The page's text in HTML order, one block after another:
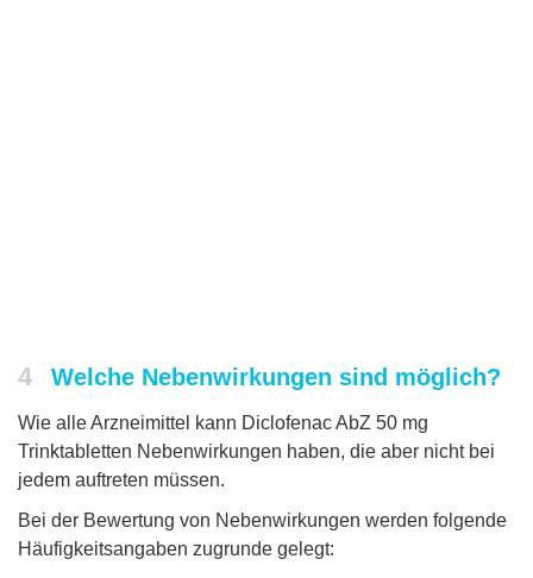
4 Welche Nebenwirkungen sind möglich?
Wie alle Arzneimittel kann Diclofenac AbZ 50 mg
Trinktabletten Nebenwirkungen haben, die aber nicht bei
jedem auftreten müssen.
Bei der Bewertung von Nebenwirkungen werden folgende
Häufigkeitsangaben zugrunde gelegt: